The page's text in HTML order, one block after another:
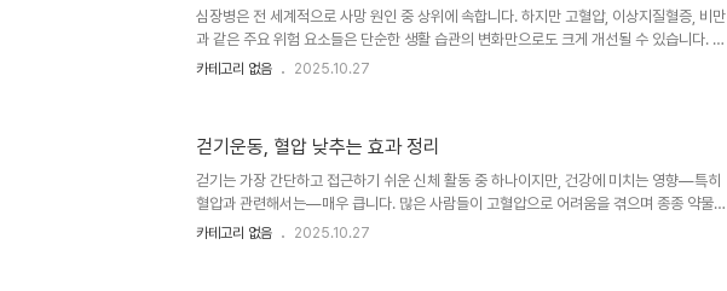
기 운동을 한 사람들이 식사 후에 걷는 사람들보다 지방 연소율이 ..
심장병은 전 세계적으로 사망 원인 중 상위에 속합니다. 하지만 고혈압, 이상지질혈증, 비만
과 같은 주요 위험 요소들은 단순한 생활 습관의 변화만으로도 크게 개선될 수 있습니다. 그
중에서도 하루 30분 걷기는 심장 건강을 지키는 가장 효과적이면서도 쉽게 실천 가능한 방
작업 부담이 줄어들고 스트레스 상황에서도 더 잘 기능하게 됩니다. 강한 심장은 혈액 순환
을 개선하고, 안정 시 심박수를 낮추며, 전반적인 심혈관 성능을 높입니다. 2. 혈압 자연스..
카테고리 없음 2025.10.27
걷기운동, 혈압 낮추는 효과 정리
걷기는 가장 간단하고 접근하기 쉬운 신체 활동 중 하나이지만, 건강에 미치는 영향—특히
혈압과 관련해서는—매우 큽니다. 많은 사람들이 고혈압으로 어려움을 겪으며 종종 약물에
만 의존합니다. 그러나 규칙적인 걷기운동은 고혈압을 자연스럽게 관리하고 심지어 낮추는
카테고리 없음 2025.10.27